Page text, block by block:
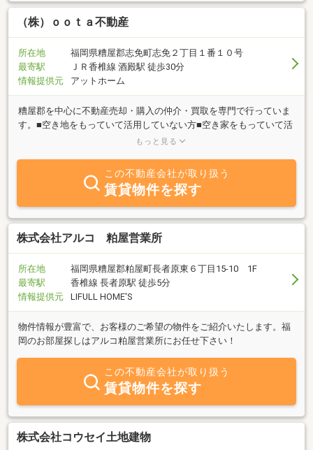
軽にご相談下さい。
（株）ｏｏｔａ不動産
所在地
福岡県糟屋郡志免町志免２丁目１番１０号
最寄駅
ＪＲ香椎線 酒殿駅 徒歩30分
情報提供元
アットホーム
糟屋郡を中心に不動産売却・購入の仲介・買取を専門で行っていま
す。■空き地をもっていて活用していない方■空き家をもっていて活
用していない方■不動産を相続された方■ご自宅の売却を検討されて
れている方スピーディーな対応で売却・購入のお手伝いをしていま
すので、まずは弊社へご相談下さい。
もっと見る
この不動産会社が取り扱う
賃貸物件を探す
株式会社アルコ 粕屋営業所
所在地
福岡県糟屋郡粕屋町長者原東６丁目15-10 1F
最寄駅
香椎線 長者原駅 徒歩5分
情報提供元
LIFULL HOME'S
物件情報が豊富で、お客様のご希望の物件をご紹介いたします。福
岡のお部屋探しはアルコ粕屋営業所にお任せ下さい！
この不動産会社が取り扱う
賃貸物件を探す
株式会社コウセイ土地建物